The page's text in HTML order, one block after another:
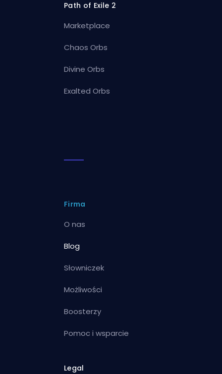
Path of Exile 2
Marketplace
Chaos Orbs
Divine Orbs
Exalted Orbs
Firma
O nas
Blog
Słowniczek
Możliwości
Boosterzy
Pomoc i wsparcie
Legal